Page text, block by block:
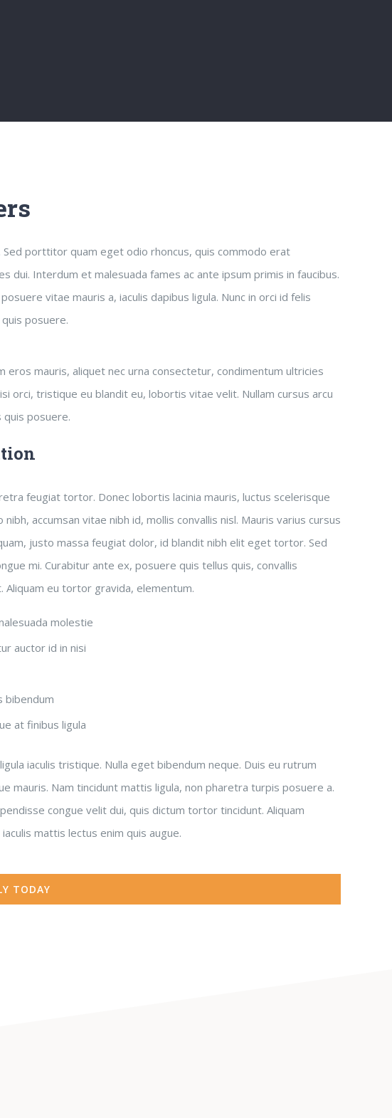
porttitor quam eget odio rhoncus, quis commodo erat
dui. Interdum et malesuada fames ac ante ipsum primis in faucibus.
vitae mauris a, iaculis dapibus ligula. Nunc in orci id felis
posuere.
mauris, aliquet nec urna consectetur, condimentum ultricies
orci, tristique eu blandit eu, lobortis vitae velit. Nullam cursus arcu
quis posuere.
feugiat tortor. Donec lobortis lacinia mauris, luctus scelerisque
accumsan vitae nibh id, mollis convallis nisl. Mauris varius cursus
justo massa feugiat dolor, id blandit nibh elit eget tortor. Sed
mi. Curabitur ante ex, posuere quis tellus quis, convallis
eu tortor gravida, elementum.
molestie
auctor id in nisi
bibendum
at finibus ligula
iaculis tristique. Nulla eget bibendum neque. Duis eu rutrum
mauris. Nam tincidunt mattis ligula, non pharetra turpis posuere a.
congue velit dui, quis dictum tortor tincidunt. Aliquam
mattis lectus enim quis augue.
TODAY